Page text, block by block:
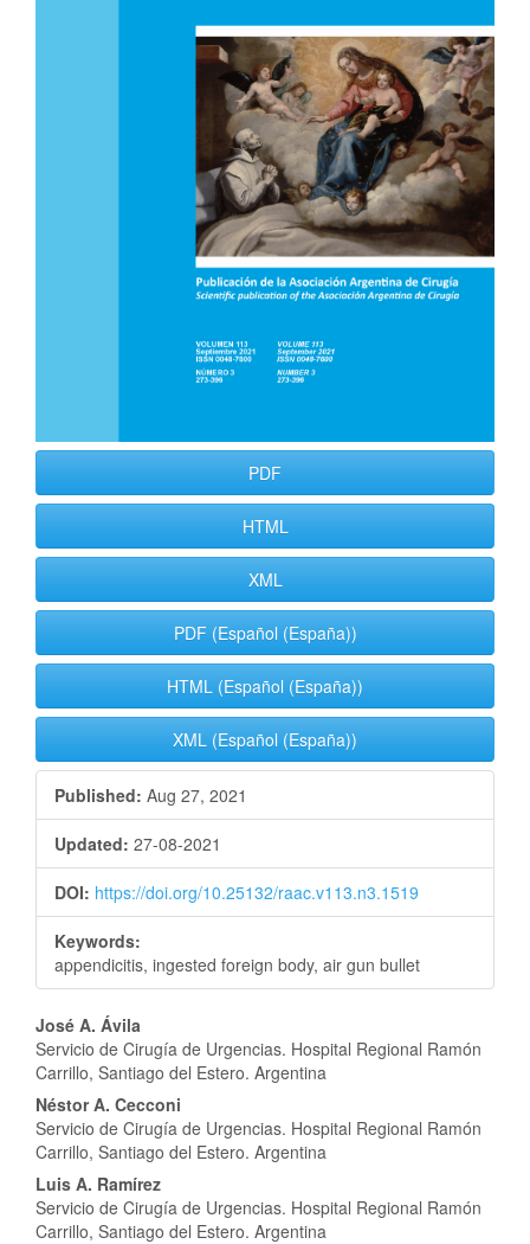
PDF
HTML
XML
PDF (Español (España))
HTML (Español (España))
XML (Español (España))
Published: Aug 27, 2021
Updated: 27-08-2021
DOI: https://doi.org/10.25132/raac.v113.n3.1519
Keywords:
appendicitis, ingested foreign body, air gun bullet
Main
Article
Content
José A. Ávila
Servicio de Cirugía de Urgencias. Hospital Regional Ramón
Carrillo, Santiago del Estero. Argentina
Néstor A. Cecconi
Servicio de Cirugía de Urgencias. Hospital Regional Ramón
Carrillo, Santiago del Estero. Argentina
Luis A. Ramírez
Servicio de Cirugía de Urgencias. Hospital Regional Ramón
Carrillo, Santiago del Estero. Argentina